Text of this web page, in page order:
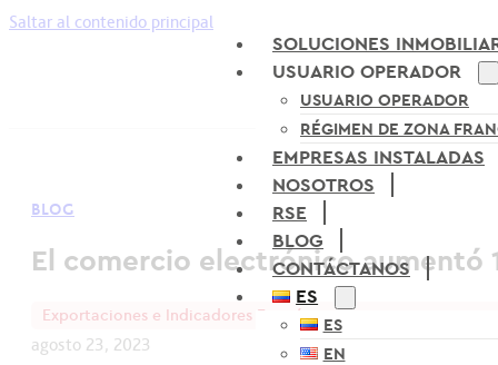
Saltar al contenido principal
SOLUCIONES
USUARIO OPERADOR
USUARIO OPERADOR
RÉGIMEN DE ZONA
EMPRESAS INSTALADAS
NOSOTROS
RSE
BLOG
CONTÁCTANOS
ES
ES
EN
BLOG
El comercio electrónico aumentó
Exportaciones e Indicadores Económicos
agosto 23, 2023